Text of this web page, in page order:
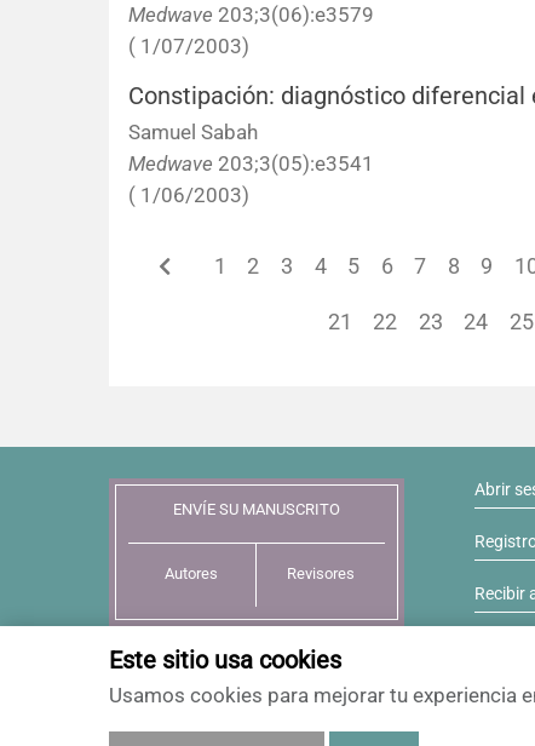
Este sitio usa cookies
Usamos cookies para mejorar tu experiencia
Medwave 203;3(06):e3579
( 1/07/2003)
Constipación: diagnóstico
Samuel Sabah
Medwave 203;3(05):e3541
( 1/06/2003)
1 2 3 4 5 6 7 8 9
21 22 23 24 25
ENVÍE SU MANUSCRITO
Autores Revisores
Abrir
Recibir